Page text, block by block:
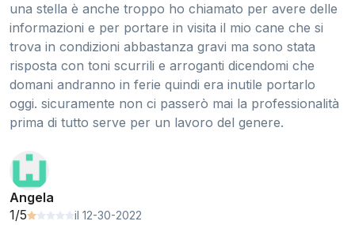
una stella è anche troppo ho chiamato per avere delle
informazioni e per portare in visita il mio cane che si
trova in condizioni abbastanza gravi ma sono stata
risposta con toni scurrili e arroganti dicendomi che
domani andranno in ferie quindi era inutile portarlo
oggi. sicuramente non ci passerò mai la professionalità
prima di tutto serve per un lavoro del genere.
Angela
1/5
il 12-30-2022